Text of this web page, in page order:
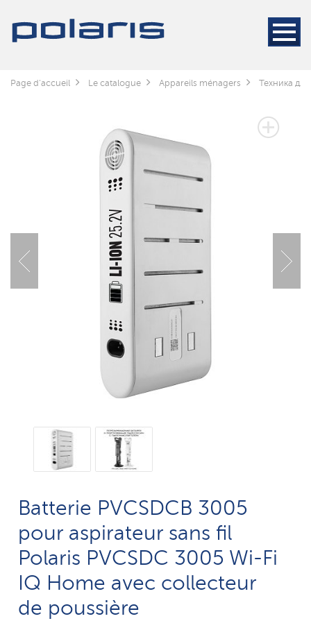
Page d'accueil Le catalogue Appareils ménagers Техника
Batterie PVCSDCB 3005
pour aspirateur sans fil
Polaris PVCSDC 3005 Wi-Fi
IQ Home avec collecteur
de poussière